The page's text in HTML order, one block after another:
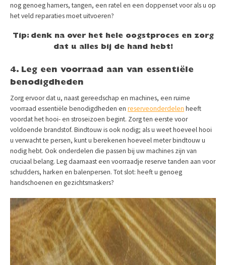
nog genoeg hamers, tangen, een ratel en een doppenset voor als u op
het veld reparaties moet uitvoeren?
Tip: denk na over het hele oogstproces en zorg
dat u alles bij de hand hebt!
4. Leg een voorraad aan van essentiële
benodigdheden
Zorg ervoor dat u, naast gereedschap en machines, een ruime
voorraad essentiële benodigdheden en reserveonderdelen heeft
voordat het hooi- en stroseizoen begint. Zorg ten eerste voor
voldoende brandstof. Bindtouw is ook nodig; als u weet hoeveel hooi
u verwacht te persen, kunt u berekenen hoeveel meter bindtouw u
nodig hebt. Ook onderdelen die passen bij uw machines zijn van
cruciaal belang. Leg daarnaast een voorraadje reserve tanden aan voor
schudders, harken en balenpersen. Tot slot: heeft u genoeg
handschoenen en gezichtsmaskers?